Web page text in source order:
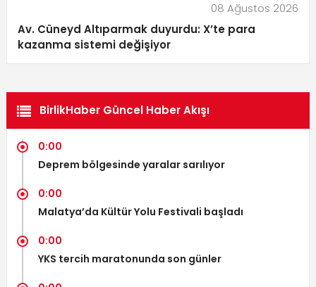
08 Ağustos 2026
Av. Cüneyd Altıparmak duyurdu: X’te para
kazanma sistemi değişiyor
BirlikHaber Güncel Haber Akışı
0:00
Deprem bölgesinde yaralar sarılıyor
0:00
Malatya’da Kültür Yolu Festivali başladı
0:00
YKS tercih maratonunda son günler